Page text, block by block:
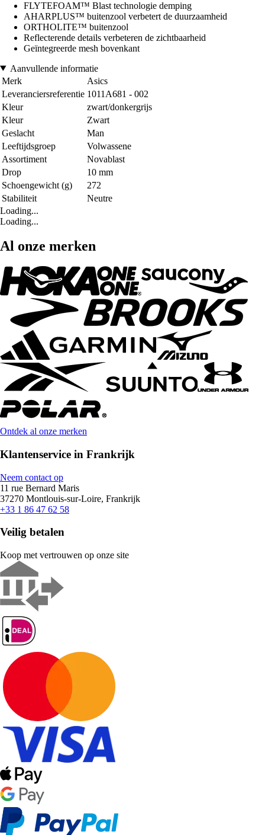
FLYTEFOAM™ Blast technologie demping
AHARPLUS™ buitenzool verbetert de duurzaamheid
ORTHOLITE™ buitenzool
Reflecterende details verbeteren de zichtbaarheid
Geïntegreerde mesh bovenkant
Aanvullende informatie
Merk
Asics
Leveranciersreferentie 1011A681 - 002
Kleur
zwart/donkergrijs
Kleur
Zwart
Geslacht
Man
Leeftijdsgroep
Volwassene
Assortiment
Novablast
Drop
10 mm
Schoengewicht (g)
272
Stabiliteit
Neutre
Loading...
Loading...
Al onze merken
Ontdek al onze merken
Klantenservice in Frankrijk
Neem contact op
11 rue Bernard Maris
37270 Montlouis-sur-Loire, Frankrijk
+33 1 86 47 62 58
Veilig betalen
Koop met vertrouwen op onze site